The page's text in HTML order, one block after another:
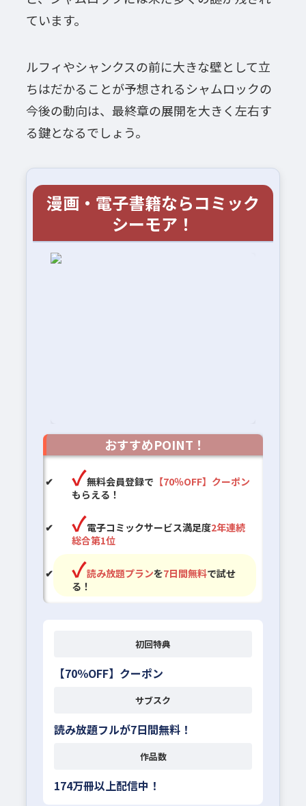
ています。
ルフィやシャンクスの前に大きな壁として立
ちはだかることが予想されるシャムロックの
今後の動向は、最終章の展開を大きく左右す
る鍵となるでしょう。
漫画・電子書籍ならコミック
シーモア！
おすすめPOINT！
無料会員登録で 【70％OFF】クーポン
もらえる！
電子コミックサービス満足度2年連続
総合第1位
読み放題プランを7日間無料で試せ
る！
初回特典
【70％OFF】クーポン
サブスク
読み放題フルが7日間無料！
作品数
174万冊以上配信中！